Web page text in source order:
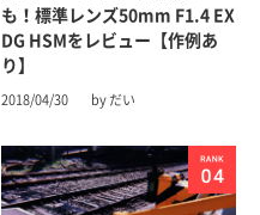
も！標準レンズ50mm F1.4 EX
DG HSMをレビュー【作例あ
り】
2018/04/30 by だい